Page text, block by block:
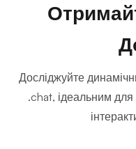
Досліджуйте
.chat, ідеальним